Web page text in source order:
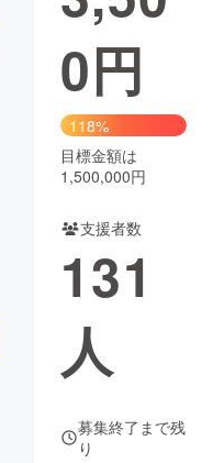
CAMPFIRE Creation
コミュニティ
0円
118%
目標金額は
1,500,000円
支援者数
131
人
募集終了まで残
り